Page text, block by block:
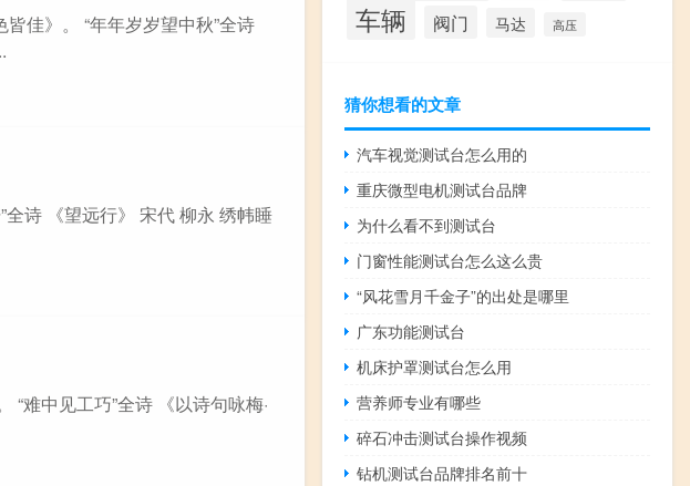
佳》。 “年年岁岁望中秋”全诗
全诗 《望远行》 宋代 柳永 绣帏睡
“难中见工巧”全诗 《以诗句咏梅·
车辆
阀门 马达 高压
猜你想看的文章
汽车视觉测试台怎么用的
重庆微型电机测试台品牌
为什么看不到测试台
门窗性能测试台怎么这么贵
“风花雪月千金子”的出处是哪里
广东功能测试台
机床护罩测试台怎么用
营养师专业有哪些
碎石冲击测试台操作视频
钻机测试台品牌排名前十